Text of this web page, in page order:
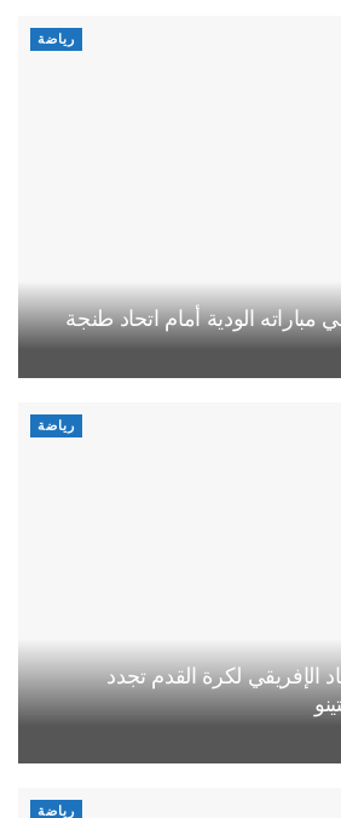
رياضة
مباراته الودية أمام اتحاد طنجة
رياضة
الإفريقي لكرة القدم تجدد
رياضة